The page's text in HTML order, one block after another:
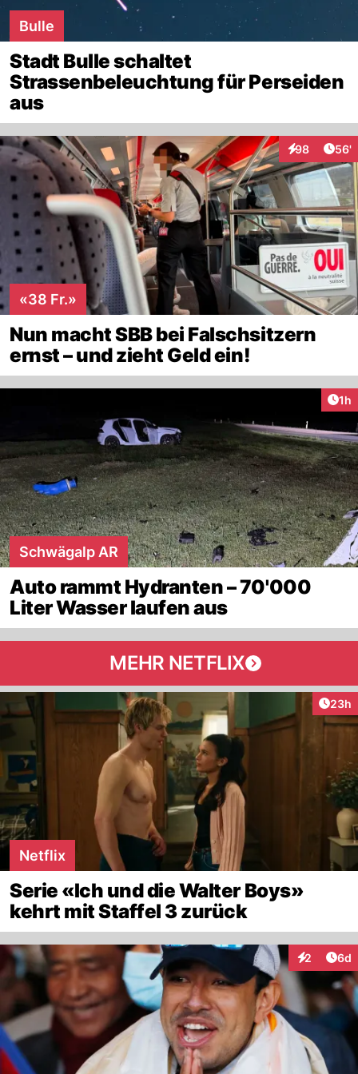
Bulle
Stadt Bulle schaltet
Strassenbeleuchtung für Perseiden
aus
98
Interaktionen
56'
«38 Fr.»
Nun macht SBB bei Falschsitzern
ernst – und zieht Geld ein!
1h
Schwägalp AR
Auto rammt Hydranten – 70'000
Liter Wasser laufen aus
MEHR NETFLIX
23h
Netflix
Serie «Ich und die Walter Boys»
kehrt mit Staffel 3 zurück
2 6d